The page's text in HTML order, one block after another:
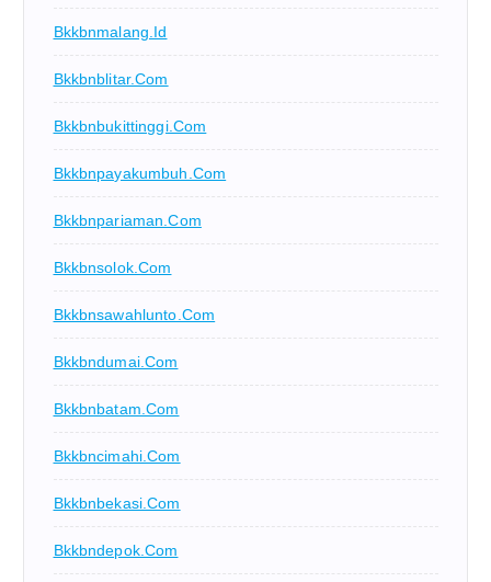
Bkkbnmalang.id
Bkkbnblitar.com
Bkkbnbukittinggi.com
Bkkbnpayakumbuh.com
Bkkbnpariaman.com
Bkkbnsolok.com
Bkkbnsawahlunto.com
Bkkbndumai.com
Bkkbnbatam.com
Bkkbncimahi.com
Bkkbnbekasi.com
Bkkbndepok.com